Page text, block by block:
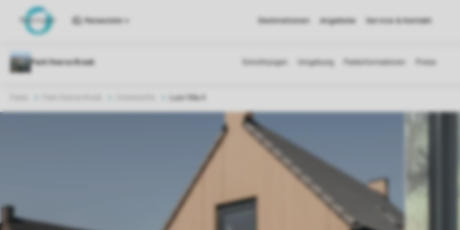
Reiseziele Destinationen Angebote Service & Kontakt
Luxe Villa 4